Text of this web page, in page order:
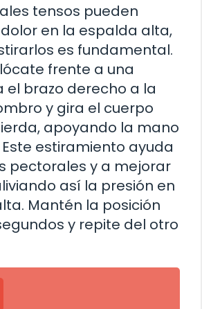
tensos pueden
en la espalda alta,
es fundamental.
frente a una
el brazo derecho a la
y gira el cuerpo
apoyando la mano
estiramiento ayuda
pectorales y a mejorar
así la presión en
Mantén la posición
y repite del otro